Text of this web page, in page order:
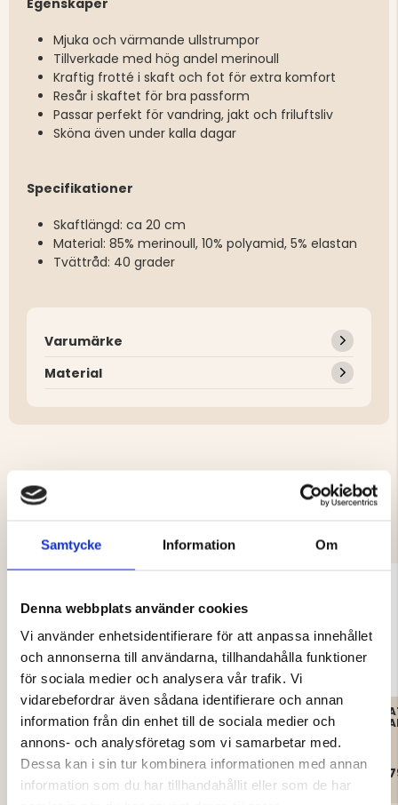
Samtycke Information Om
Denna webbplats använder cookies
Vi använder enhetsidentifierare för att anpassa innehållet
och annonserna till användarna, tillhandahålla funktioner
för sociala medier och analysera vår trafik. Vi
vidarebefordrar även sådana identifierare och annan
information från din enhet till de sociala medier och
annons- och analysföretag som vi samarbetar med.
Dessa kan i sin tur kombinera informationen med annan
information som du har tillhandahållit eller som de har
Egenskaper
Mjuka och värmande ullstrumpor
Tillverkade med hög andel merinoull
Kraftig frotté i skaft och fot för extra komfort
Resår i skaftet för bra passform
Passar perfekt för vandring, jakt och friluftsliv
Sköna även under kalla dagar
Specifikationer
Skaftlängd: ca 20 cm
Material: 85% merinoull, 10% polyamid, 5% elastan
Tvättråd: 40 grader
Varumärke
Material
DU KANSKE OCKSÅ ÄR INTRESSERAD
STRUMPOR CAPITAL
SNEAKERS 12-PACK
99 kr 149 kr
2-PACK - GUL/GRÅ
139 kr